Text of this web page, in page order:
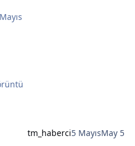
tm_haberci5 MayısMay 5